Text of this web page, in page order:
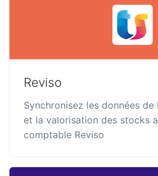
Reviso
Synchronisez les données
et la valorisation des stocks
comptable Reviso